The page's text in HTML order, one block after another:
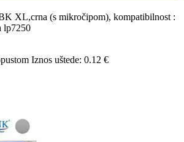
XL,crna (s mikročipom), kompatibilnost :
lp7250
Iznos uštede: 0.12 €